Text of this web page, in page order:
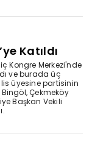
Katıldı
Kongre Merkezi'nde
ve burada üç
üyesine partisinin
Bingöl, Çekmeköy
Başkan Vekili